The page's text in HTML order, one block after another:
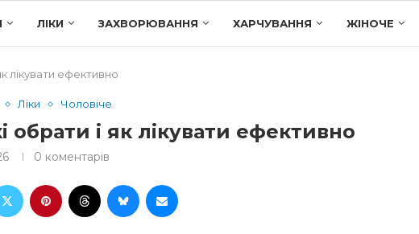
ЛІКИ ЗАХВОРЮВАННЯ ХАРЧУВАННЯ ЖІНОЧЕ
лікувати ефективно
Ліки Чоловіче
обрати і як лікувати ефективно
0 коментарів